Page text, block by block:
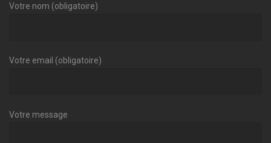
Votre nom (obligatoire)
Votre email (obligatoire)
Votre message